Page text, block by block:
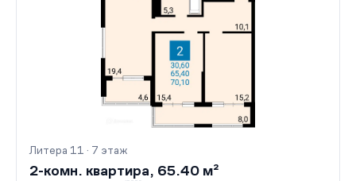
Литера 11 · 7 этаж
2-комн. квартира, 65.40 м²